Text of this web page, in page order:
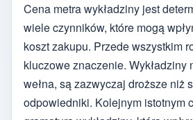
Cena metra wykładziny jest
wiele czynników, które mogą
koszt zakupu. Przede wszystkim
kluczowe znaczenie. Wykładziny
wełna, są zazwyczaj droższe niż
odpowiedniki. Kolejnym istotnym